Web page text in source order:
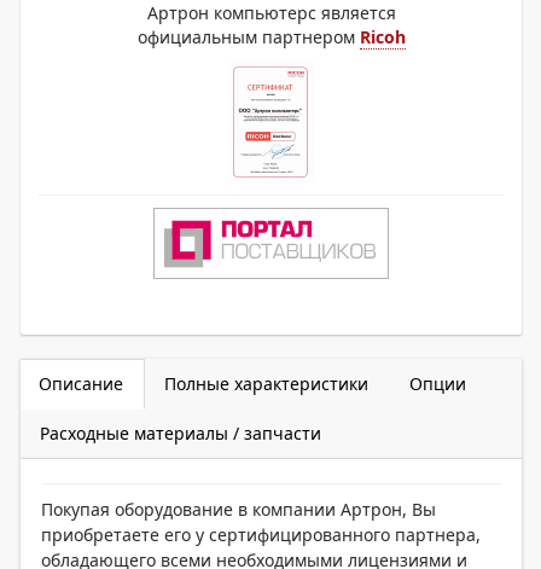
Артрон компьютерс является
официальным партнером Ricoh
Описание Полные характеристики Опции
Расходные материалы / запчасти
Покупая оборудование в компании Артрон, Вы
приобретаете его у сертифицированного партнера,
обладающего всеми необходимыми лицензиями и